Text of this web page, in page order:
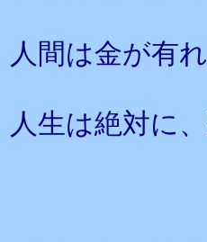
人間は金が有
人生は絶対に